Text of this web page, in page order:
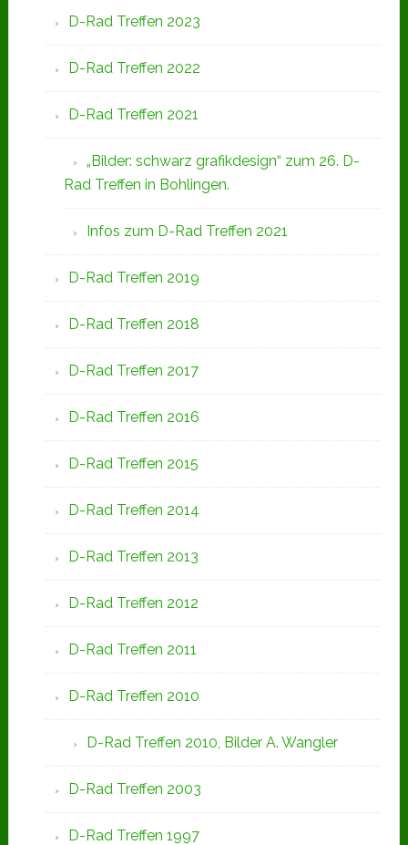
D-Rad Treffen 2023
D-Rad Treffen 2022
D-Rad Treffen 2021
„Bilder: schwarz grafikdesign“ zum 26. D-
Rad Treffen in Bohlingen.
Infos zum D-Rad Treffen 2021
D-Rad Treffen 2019
D-Rad Treffen 2018
D-Rad Treffen 2017
D-Rad Treffen 2016
D-Rad Treffen 2015
D-Rad Treffen 2014
D-Rad Treffen 2013
D-Rad Treffen 2012
D-Rad Treffen 2011
D-Rad Treffen 2010
D-Rad Treffen 2010, Bilder A. Wangler
D-Rad Treffen 2003
D-Rad Treffen 1997